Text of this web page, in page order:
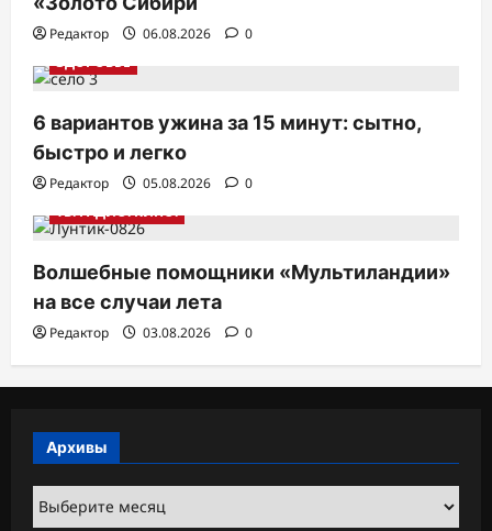
Редактор 06.08.2026
0
ЗДОРОВЬЕ
6 вариантов ужина за 15 минут: сытно,
быстро и легко
Редактор 05.08.2026
0
ТВ. РАДИО. КИНО.
Волшебные помощники «Мультиландии»
на все случаи лета
Редактор 03.08.2026 0
Архивы
Архивы